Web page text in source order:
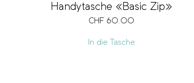
Handytasche «Basic Zip»
CHF 60.00
In die Tasche